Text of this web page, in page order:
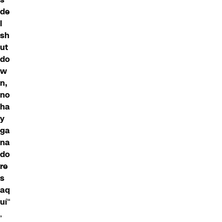
de
l
sh
ut
do
w
n,
no
ha
y
ga
na
do
re
s
aq
uí“
,